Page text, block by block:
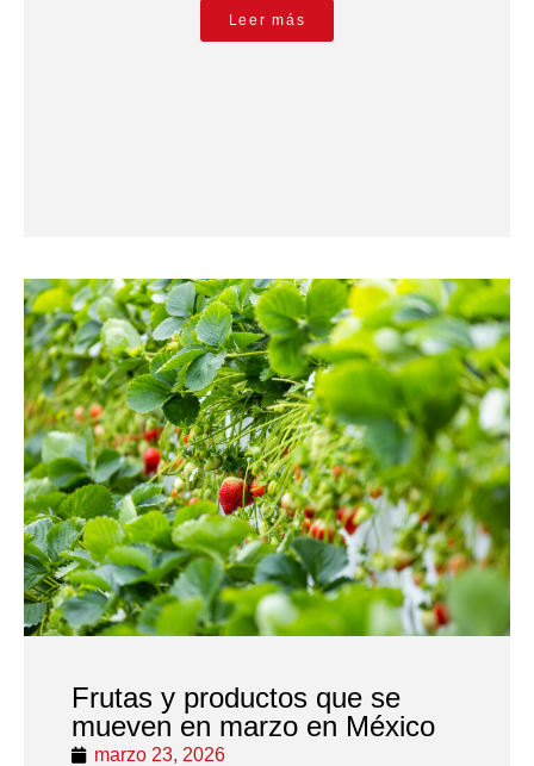
Leer más
Frutas y productos que se
mueven en marzo en México
marzo 23, 2026